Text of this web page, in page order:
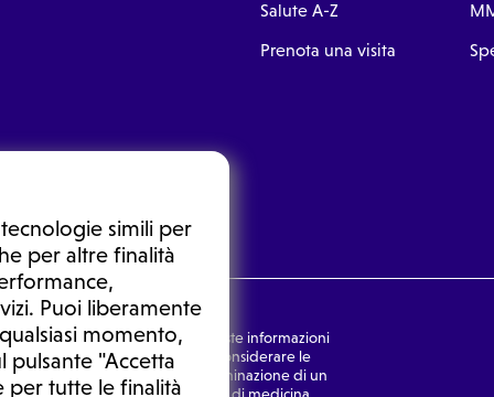
simili per
per altre finalità
Puoi liberamente
momento,
pulsante "Accetta
per tutte le finalità
Salute A-Z
Prenota una visita
medico. In nessun caso, queste informazioni
dal medico. Non si devono considerare le
di una diagnosi, la determinazione di un